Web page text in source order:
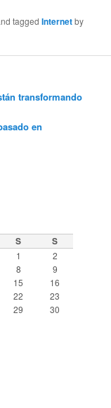
taggedInternetby
transformando
en
S S
1
2
8
9
15
16
22
23
29
30